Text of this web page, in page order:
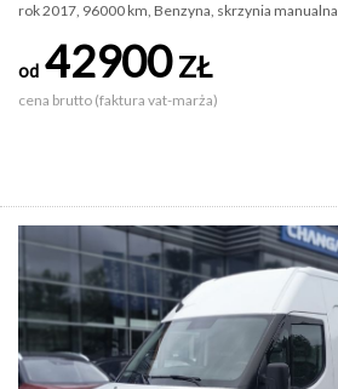
rok 2017, 96000 km, Benzyna, skrzynia manualna
od 42900ZŁ
cena brutto (faktura vat-marża)